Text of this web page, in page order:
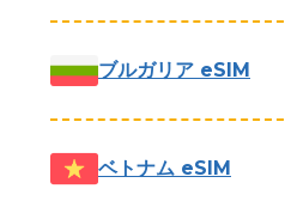
ブルガリア eSIM
ベトナム eSIM